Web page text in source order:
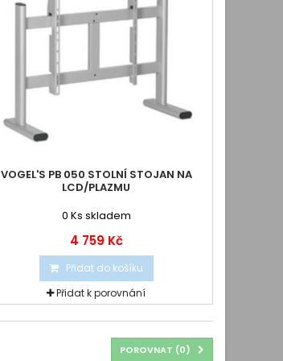
VOGEL'S PB 050 STOLNÍ STOJAN NA
LCD/PLAZMU
0 Ks skladem
4 759 Kč
Přidat do košíku
Přidat k porovnání
POROVNAT (0)